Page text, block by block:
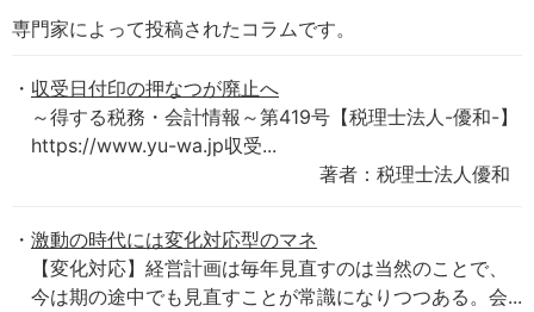
専門家によって投稿されたコラムです。
収受日付印の押なつが廃止へ
～得する税務・会計情報～第419号【税理士法人-優和-】
https://www.yu-wa.jp収受...
著者：税理士法人優和
激動の時代には変化対応型のマネ
【変化対応】経営計画は毎年見直すのは当然のことで、
今は期の途中でも見直すことが常識になりつつある。会...